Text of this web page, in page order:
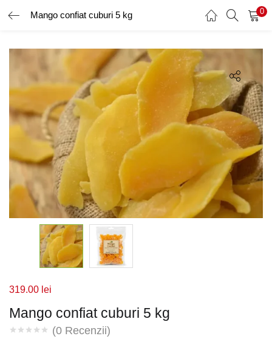
Mango confiat cuburi 5 kg 0
AUTENTIFICARE ÎNREGISTRARE
Introduceți numele de utilizator și parola pentru a vă autentifica.
Amintește-ți de mine
Ai uitat parola?
Mango confiat cuburi 5 kg
(0 Recenzii)
319.00 lei